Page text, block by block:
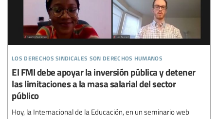
los derechos sindicales son derechos humanos
El FMI debe apoyar la inversión pública y detener
las limitaciones a la masa salarial del sector
público
Hoy, la Internacional de la Educación, en un seminario web